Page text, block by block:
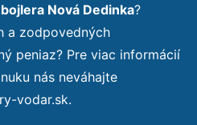
Nová Dedinka?
a zodpovedných
peniaz? Pre viac informácií
nás neváhajte
vodar.sk.